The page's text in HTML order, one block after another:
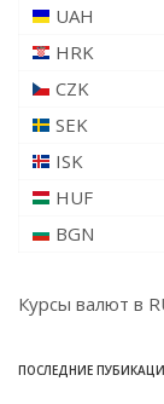
UAH
HRK
CZK
SEK
ISK
HUF
BGN
Курсы валют в
ПОСЛЕДНИЕ